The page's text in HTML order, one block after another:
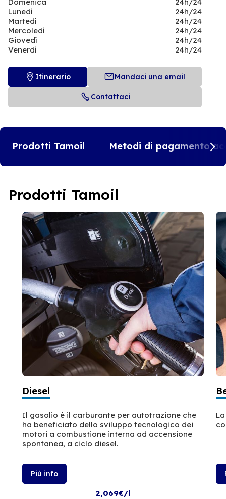
Domenica
24h/24
Lunedì
24h/24
Martedì
24h/24
Mercoledì
24h/24
Giovedì
24h/24
Venerdì
24h/24
Itinerario Mandaci una email
Contattaci
Prodotti Tamoil Metodi di pagamento
Prodotti Tamoil
Diesel
Il gasolio è il carburante per autotrazione che
ha beneficiato dello sviluppo tecnologico dei
motori a combustione interna ad accensione
spontanea, a ciclo diesel.
Più info
2,069€/l